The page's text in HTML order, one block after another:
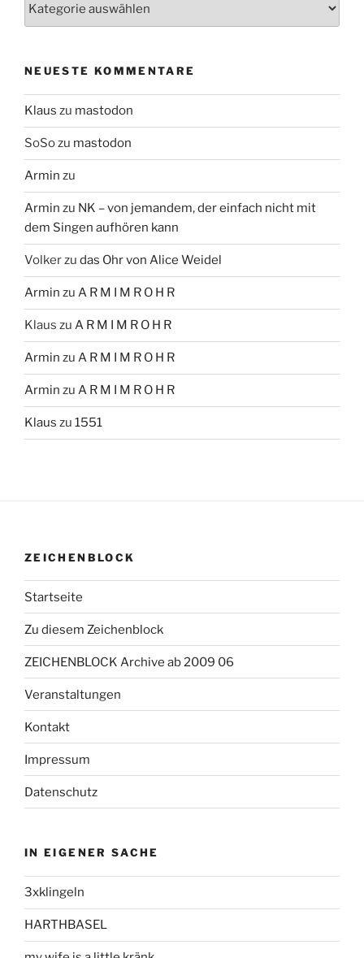
NEUESTE KOMMENTARE
Klaus zu mastodon
SoSozu mastodon
Armin zu
Armin zu NK – von jemandem, der einfach nicht mit
dem Singen aufhören kann
Volkerzu das Ohr von Alice Weidel
Armin zu A R M I M R O H R
Klaus zu A R M I M R O H R
Armin zu A R M I M R O H R
Armin zu A R M I M R O H R
Klaus zu 1551
ZEICHENBLOCK
Startseite
Zu diesem Zeichenblock
ZEICHENBLOCK Archive ab 2009 06
Veranstaltungen
Kontakt
Impressum
Datenschutz
IN EIGENER SACHE
3xklingeln
HARTHBASEL